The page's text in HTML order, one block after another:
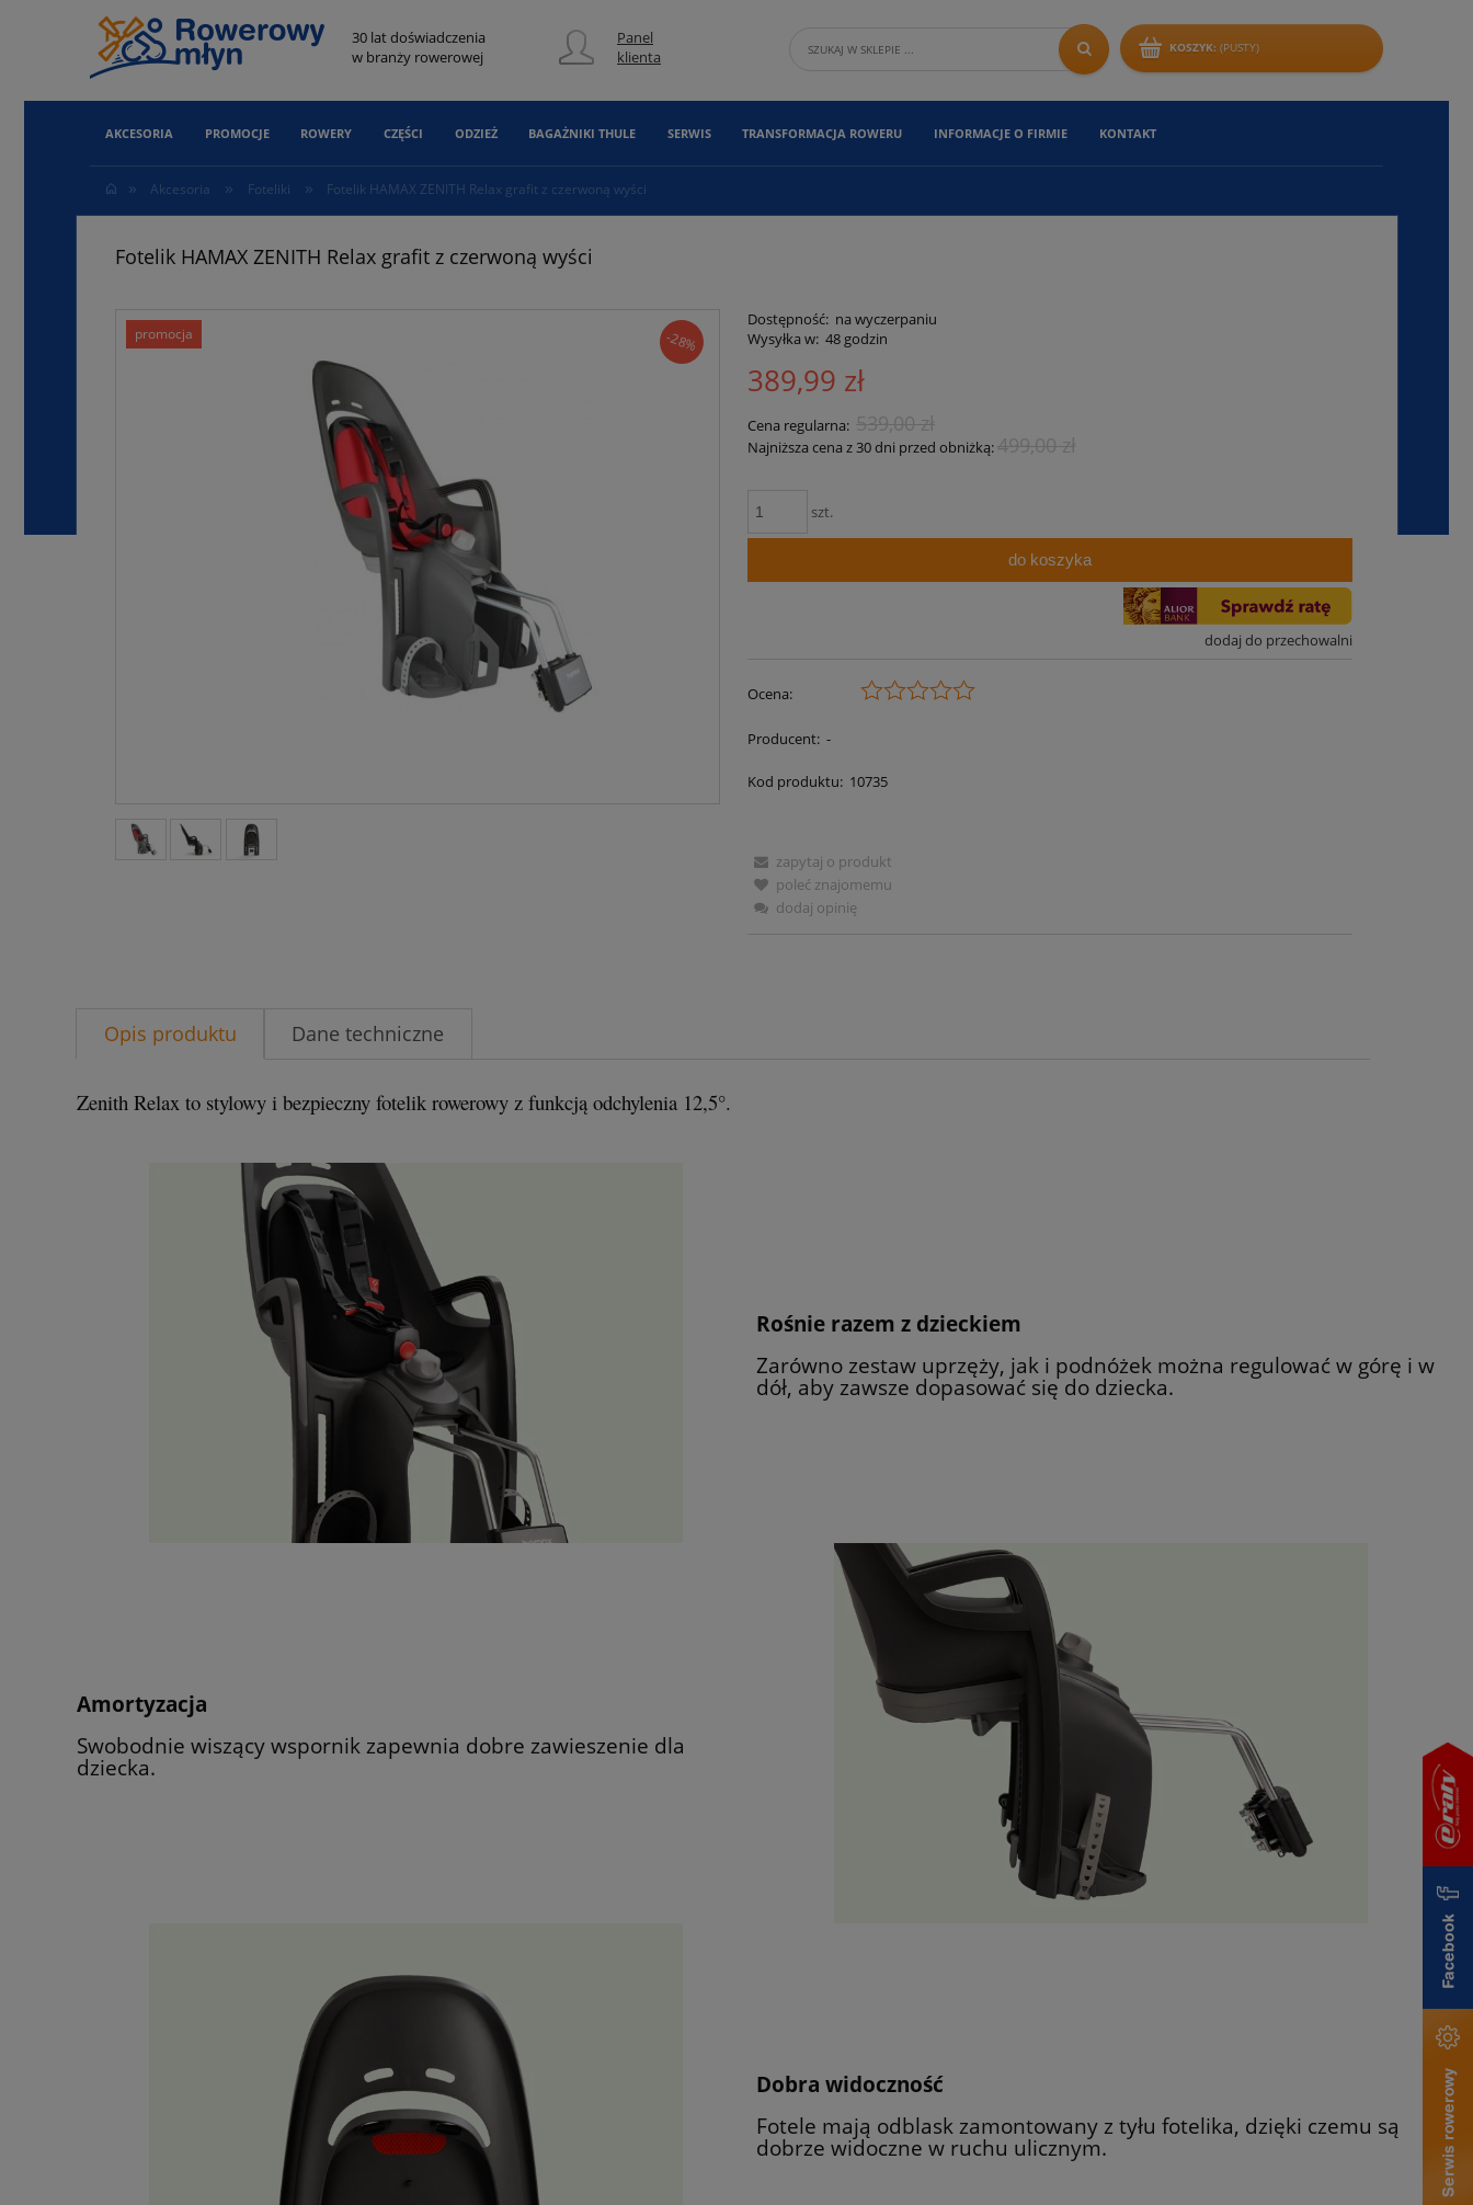
30 lat doświadczenia
w branży rowerowej
KOSZYK: (PUSTY)
Panel
klienta
AKCESORIA PROMOCJE ROWERY CZĘŚCI ODZIEŻ BAGAŻNIKI THULE SERWIS TRANSFORMACJA ROWERU INFORMACJE O FIRMIE KONTAKT
» Akcesoria » Foteliki » Fotelik HAMAX ZENITH Relax grafit z czerwoną wyści
Fotelik HAMAX ZENITH Relax grafit z czerwoną wyści
promocja -28%
Dostępność: na wyczerpaniu
Wysyłka w: 48 godzin
389,99 zł
Cena regularna: 539,00 zł
Najniższa cena z 30 dni przed obniżką:499,00 zł
szt.
do koszyka
dodaj do przechowalni
Ocena:
Producent: -
Kod produktu: 10735
zapytaj o produkt
poleć znajomemu
dodaj opinię
Opis produktu Dane techniczne
Zenith Relax to stylowy i bezpieczny fotelik rowerowy z funkcją odchylenia 12,5°.
Rośnie razem z dzieckiem
Zarówno zestaw uprzęży, jak i podnóżek można regulować w górę i w
dół, aby zawsze dopasować się do dziecka.
Amortyzacja
Swobodnie wiszący wspornik zapewnia dobre zawieszenie dla
dziecka.
Dobra widoczność
Fotele mają odblask zamontowany z tyłu fotelika, dzięki czemu są
dobrze widoczne w ruchu ulicznym.